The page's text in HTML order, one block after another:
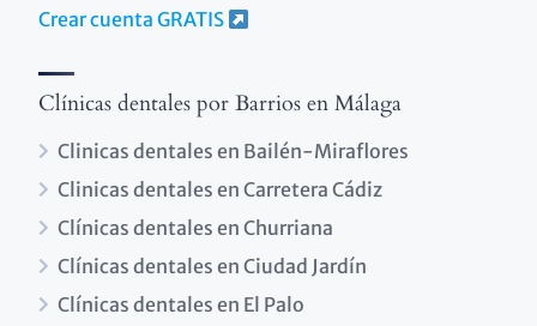
Crear cuenta GRATIS
Clínicas dentales por Barrios en Málaga
Clinicas dentales en Bailén-Miraflores
Clinicas dentales en Carretera Cádiz
Clínicas dentales en Churriana
Clínicas dentales en Ciudad Jardín
Clínicas dentales en El Palo